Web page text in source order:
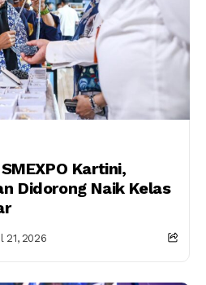
Kartini,
Didorong Naik Kelas
21, 2026